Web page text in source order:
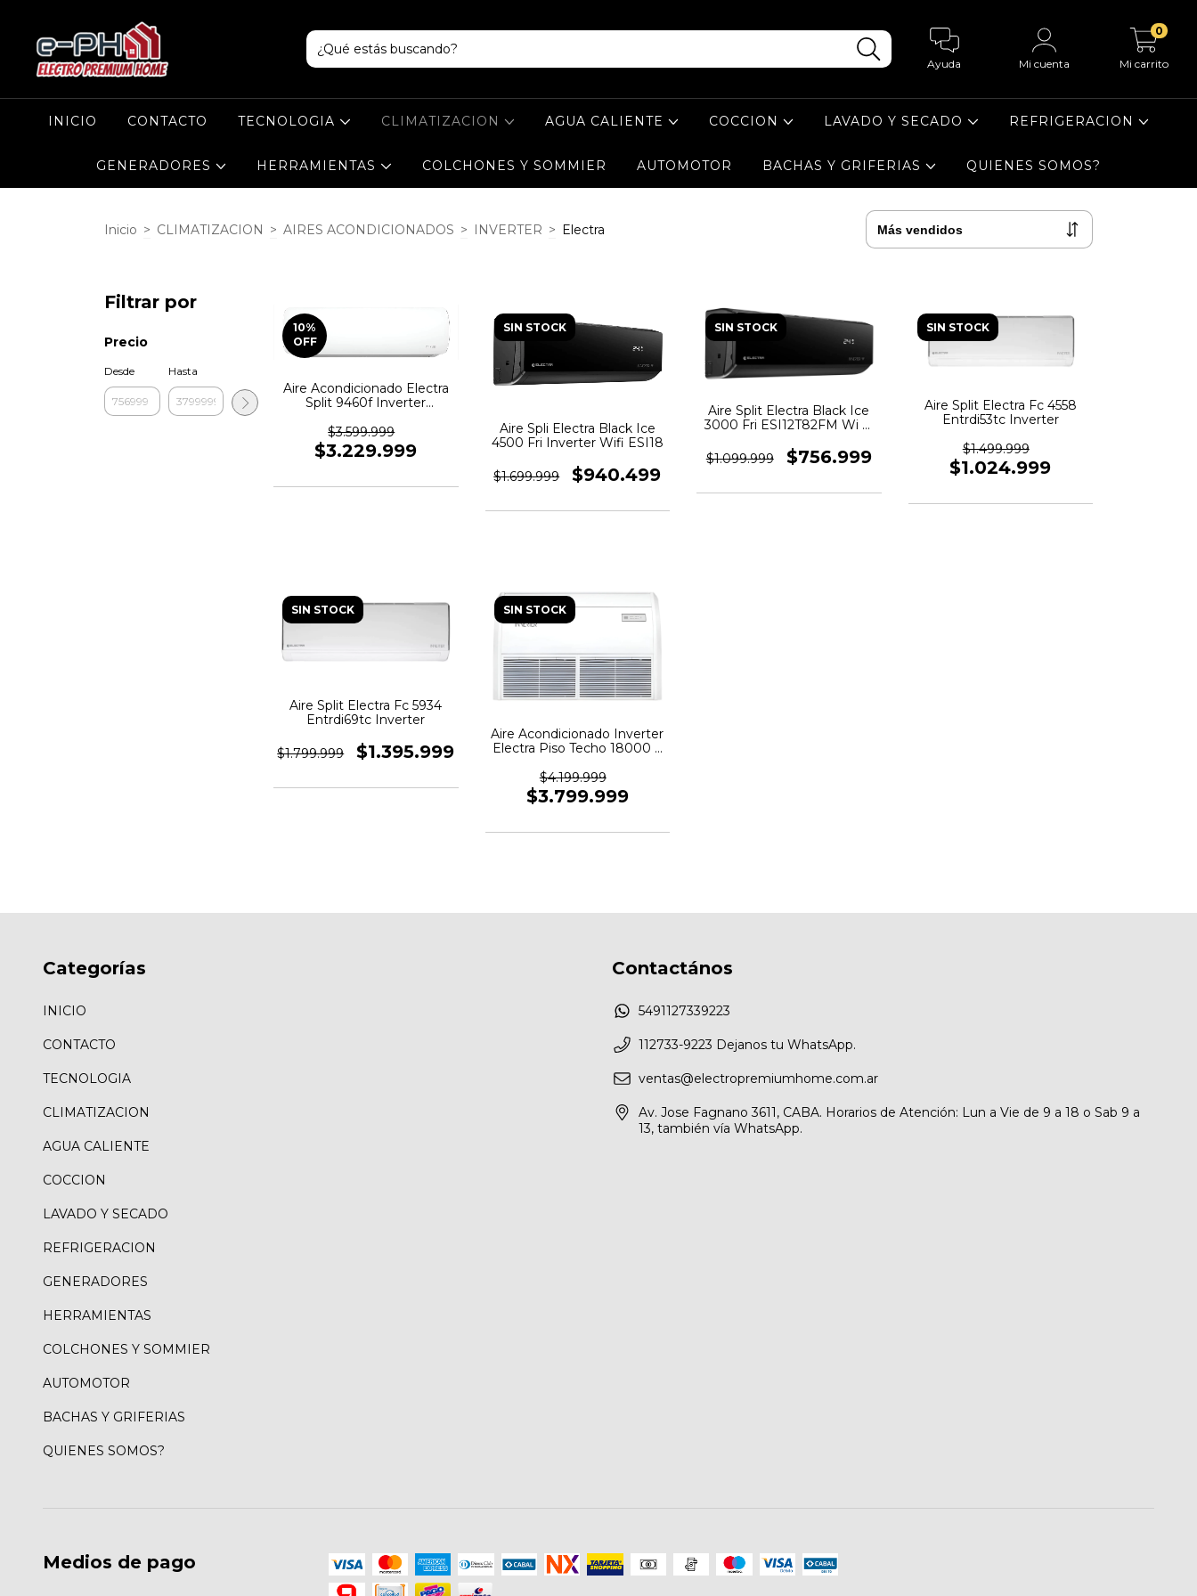
Ayuda Mi cuenta Mi carrito
0
INICIO CONTACTO TECNOLOGIA CLIMATIZACION AGUA CALIENTE COCCION LAVADO Y SECADO REFRIGERACION
GENERADORES HERRAMIENTAS COLCHONES Y SOMMIER AUTOMOTOR BACHAS Y GRIFERIAS QUIENES SOMOS?
Inicio > CLIMATIZACION > AIRES ACONDICIONADOS > INVERTER > Electra
Filtrar por
Precio
Desde Hasta
10%
OFF
Aire Acondicionado Electra
Split 9460f Inverter
$3.599.999
$3.229.999
SIN STOCK
Aire Spli Electra Black Ice
4500 Fri Inverter Wifi ESI18
$1.699.999 $940.499
SIN STOCK
Aire Split Electra Black Ice
3000 Fri ESI12T82FM Wi Fi
$1.099.999
$756.999
SIN STOCK
Aire Split Electra Fc 4558
Entrdi53tc Inverter
$1.499.999
$1.024.999
SIN STOCK
Aire Split Electra Fc 5934
Entrdi69tc Inverter
$1.799.999 $1.395.999
SIN STOCK
Aire Acondicionado Inverter
Electra Piso Techo 18000 F
$4.199.999
$3.799.999
Categorías
INICIO
CONTACTO
TECNOLOGIA
CLIMATIZACION
AGUA CALIENTE
COCCION
LAVADO Y SECADO
REFRIGERACION
GENERADORES
HERRAMIENTAS
COLCHONES Y SOMMIER
AUTOMOTOR
BACHAS Y GRIFERIAS
QUIENES SOMOS?
Contactános
5491127339223
112733-9223 Dejanos tu WhatsApp.
ventas@electropremiumhome.com.ar
Av. Jose Fagnano 3611, CABA. Horarios de Atención: Lun a Vie de 9 a 18 o Sab 9 a
13, también vía WhatsApp.
Medios de pago